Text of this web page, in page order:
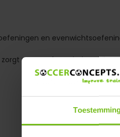
en
voor perfecte balans bij